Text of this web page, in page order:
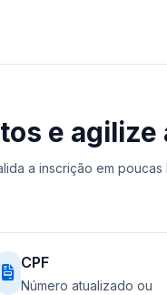
e agilize
a inscrição em
CPF
Número atualizado ou